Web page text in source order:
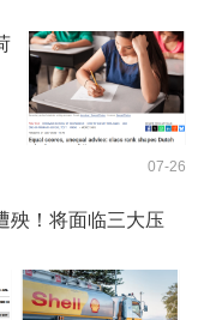
07-26
殃！将面临三大压